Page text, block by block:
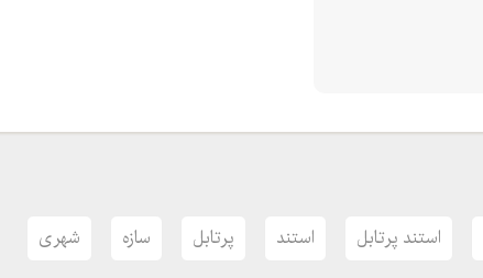
استند پرتابل استند پرتابل سازه شهری